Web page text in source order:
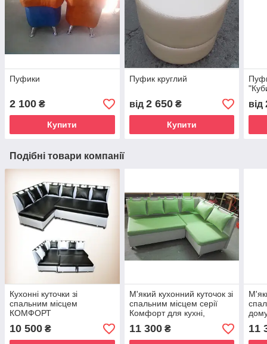
Пуфики
2 100 ₴
Купити
Пуфик круглий
від 2 650₴
Купити
від
Подібні товари компанії
Кухонні куточки зі
спальним місцем
КОМФОРТ
10 500 ₴
М'який кухонний куточок зі
спальним місцем серії
Комфорт для кухні,
передпокою, лоджії, офісу
тощо.
11 300₴ 11